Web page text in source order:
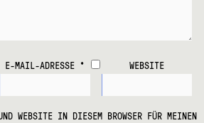
E-MAIL-ADRESSE * WEBSITE
WEBSITE IN DIESEM BROWSER FÜR MEINEN